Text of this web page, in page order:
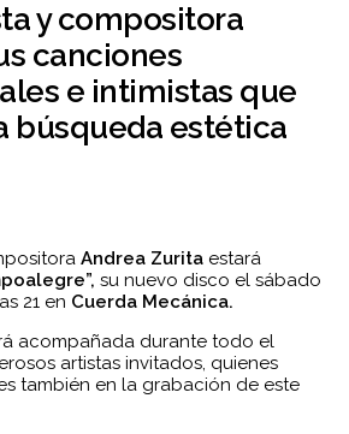
y compositora
canciones
e intimistas que
búsqueda estética
Andrea Zurita estará
su nuevo disco el sábado
21 en Cuerda Mecánica.
acompañada durante todo el
artistas invitados, quienes
también en la grabación de este